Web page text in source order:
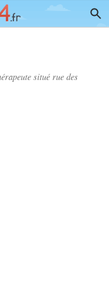
situé rue des